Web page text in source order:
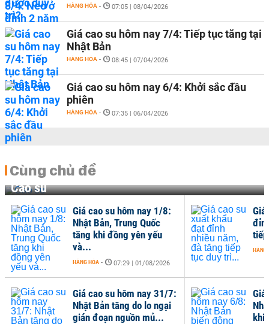
HÀNG HÓA - 07:05 | 08/04/2026
Giá cao su hôm nay 7/4: Tiếp tục tăng tại
Nhật Bản
HÀNG HÓA - 08:45 | 07/04/2026
Giá cao su hôm nay 6/4: Khởi sắc đầu
phiên
HÀNG HÓA - 07:35 | 06/04/2026
Cùng chủ đề
Cao su
khi
Giá cao su hôm nay 1/8:
Nhật Bản, Trung Quốc
tăng khi đồng yên yếu
và...
HÀNG HÓA - 07:29 | 01/08/2026
Giá cao su hôm nay 31/7:
Nhật Bản tăng do lo ngại
gián đoạn nguồn mủ...
Giá
HÀNG